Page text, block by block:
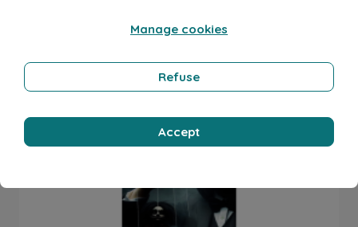
Manage cookies
Refuse
Accept